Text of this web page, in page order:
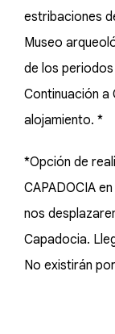
estribaciones
Museo
de los
Continuación a
alojamiento. *
*Opción de
CAPADOCIA
nos
Capadocia.
No existirán